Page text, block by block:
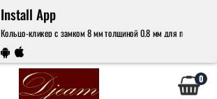
Install App
Кольцо-кликер с замком 8 мм толщиной 0,8 мм для
0